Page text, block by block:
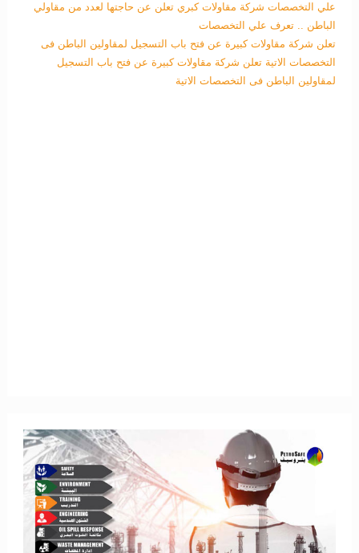
علي التخصصات شركة مقاولات كبري تعلن عن حاجتها لعدد من مقاولي
الباطن .. تعرف علي التخصصات
تعلن شركة مقاولات كبيرة عن فتح باب التسجيل لمقاولين الباطن فى
التخصصات الاتية تعلن شركة مقاولات كبيرة عن فتح باب التسجيل
لمقاولين الباطن فى التخصصات الاتية